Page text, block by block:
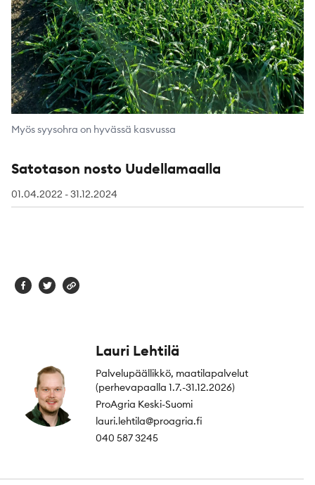
Myös syysohra on hyvässä kasvussa
Satotason nosto Uudellamaalla
01.04.2022 - 31.12.2024
Lauri Lehtilä
Palvelupäällikkö, maatilapalvelut
(perhevapaalla 1.7.-31.12.2026)
ProAgria Keski-Suomi
lauri.lehtila@proagria.fi
040 587 3245